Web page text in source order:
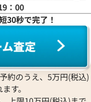
：00
30秒で完了！
約のうえ、5万円(税込)
す。